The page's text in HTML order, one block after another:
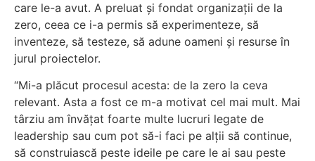
care le-a avut. A preluat și fondat organizații de la
zero, ceea ce i-a permis să experimenteze, să
inventeze, să testeze, să adune oameni și resurse în
jurul proiectelor.
“Mi-a plăcut procesul acesta: de la zero la ceva
relevant. Asta a fost ce m-a motivat cel mai mult. Mai
târziu am învățat foarte multe lucruri legate de
leadership sau cum pot să-i faci pe alții să continue,
să construiască peste ideile pe care le ai sau peste